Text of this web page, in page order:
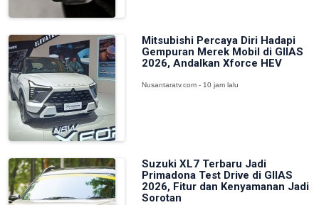
Mitsubishi Percaya Diri Hadapi
Gempuran Merek Mobil di GIIAS
2026, Andalkan Xforce HEV
Nusantaratv.com - 10 jam lalu
Suzuki XL7 Terbaru Jadi
Primadona Test Drive di GIIAS
2026, Fitur dan Kenyamanan Jadi
Sorotan